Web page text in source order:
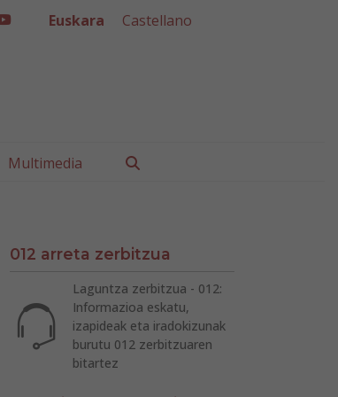
youtube
Euskara Castellano
Multimedia
012 arreta zerbitzua
Laguntza zerbitzua - 012:
Informazioa eskatu,
izapideak eta iradokizunak
burutu 012 zerbitzuaren
bitartez